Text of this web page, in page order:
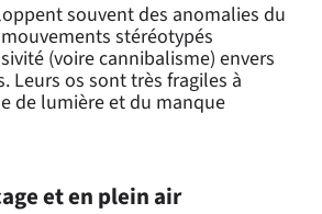
souvent des anomalies du
stéréotypés
(voire cannibalisme) envers
Leurs os sont très fragiles à
de lumière et du manque
et en plein air